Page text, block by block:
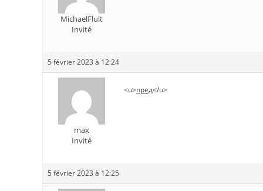
MichaelFlult
Invité
5 février 2023 à 12:24
max
Invité
<u>пред</u>
5 février 2023 à 12:25